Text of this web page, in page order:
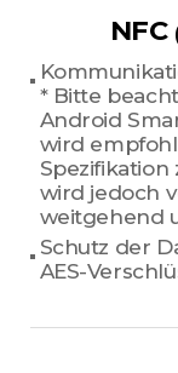
NFC
* Bitte
Android
wird
Spezifikation
wird jedoch
weitgehend
Schutz der
AES-